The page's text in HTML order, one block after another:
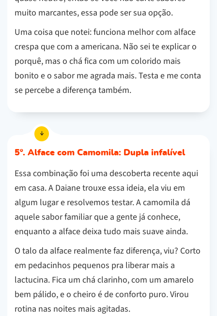
muito marcantes, essa pode ser sua opção.
Uma coisa que notei: funciona melhor com alface
crespa que com a americana. Não sei te explicar o
porquê, mas o chá fica com um colorido mais
bonito e o sabor me agrada mais. Testa e me conta
se percebe a diferença também.
5º. Alface com Camomila: Dupla infalível
Essa combinação foi uma descoberta recente aqui
em casa. A Daiane trouxe essa ideia, ela viu em
algum lugar e resolvemos testar. A camomila dá
aquele sabor familiar que a gente já conhece,
enquanto a alface deixa tudo mais suave ainda.
O talo da alface realmente faz diferença, viu? Corto
em pedacinhos pequenos pra liberar mais a
lactucina. Fica um chá clarinho, com um amarelo
bem pálido, e o cheiro é de conforto puro. Virou
rotina nas noites mais agitadas.